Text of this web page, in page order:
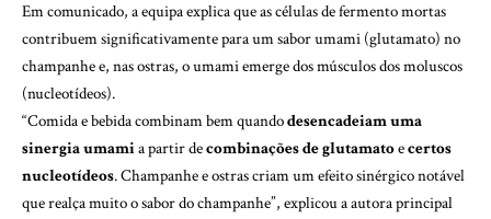
Emcomunicado, a equipa explica que as células de fermento mortas
contribuem significativamente para um sabor umami (glutamato) no
champanhe e, nas ostras, o umami emerge dos músculos dos moluscos
(nucleotídeos).
“Comida e bebida combinam bem quandodesencadeiam uma
sinergia umamia partir decombinações de glutamatoecertos
nucleotídeos. Champanhe e ostras criam um efeito sinérgico notável
que realça muito o sabor do champanhe”, explicou a autora principal